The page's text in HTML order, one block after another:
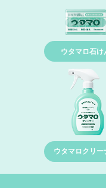
ウタマロ石け
ウタマロクリー